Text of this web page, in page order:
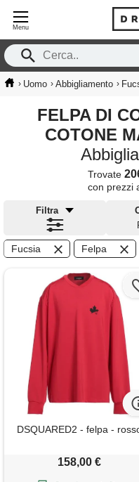
Menu
› Uomo › Abbigliamento ›
FELPA DI COLORE FUCSIA IN
COTONE
Trovate
con prezzi
Filtra
Fucsia Felpa
DSQUARED2 - felpa -
158,00 €